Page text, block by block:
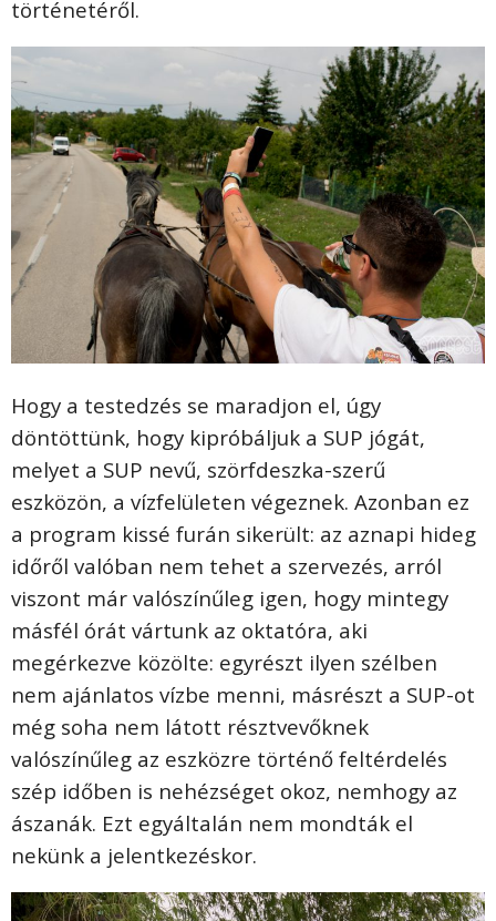
történetéről.
Hogy a testedzés se maradjon el, úgy
döntöttünk, hogy kipróbáljuk a SUP jógát,
melyet a SUP nevű, szörfdeszka-szerű
eszközön, a vízfelületen végeznek. Azonban ez
a program kissé furán sikerült: az aznapi hideg
időről valóban nem tehet a szervezés, arról
viszont már valószínűleg igen, hogy mintegy
másfél órát vártunk az oktatóra, aki
megérkezve közölte: egyrészt ilyen szélben
nem ajánlatos vízbe menni, másrészt a SUP-ot
még soha nem látott résztvevőknek
valószínűleg az eszközre történő feltérdelés
szép időben is nehézséget okoz, nemhogy az
ászanák. Ezt egyáltalán nem mondták el
nekünk a jelentkezéskor.